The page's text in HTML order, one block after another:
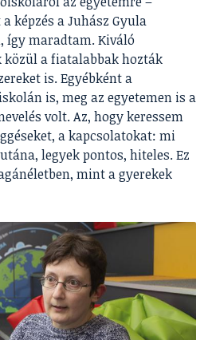
képzés a Juhász Gyula
így maradtam. Kiváló
a fiatalabbak hozták
is. Egyébként a
is, meg az egyetemen is a
volt. Az, hogy keressem
a kapcsolatokat: mi
legyek pontos, hiteles. Ez
mint a gyerekek